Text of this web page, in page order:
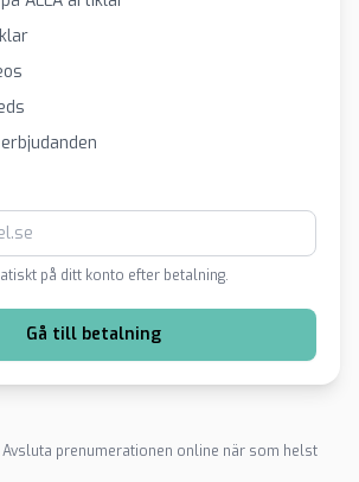
på ditt konto efter betalning.
Gå till betalning
Avsluta prenumerationen online när som helst